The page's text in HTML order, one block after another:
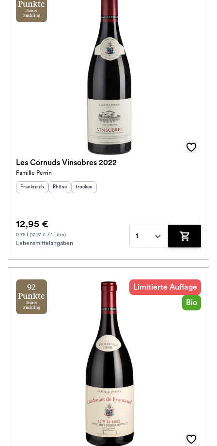
Punkte
James
Suckling
Les Cornuds Vinsobres 2022
Famille Perrin
Herkunftsland
Frankreich Herkunftsregion:
Rhône Geschmack
trocken
12,95 €
0.75 l (17.27 € / 1 Liter)
Lebensmittelangaben
1
Zum
92
Punkte
James
Suckling
Limitierte Auflage
Bio